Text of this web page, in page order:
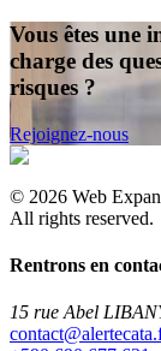
Vous êtes une
charge des
risques ?
Rejoignez-nous
© 2026 Web
All rights reserved.
Rentrons en
15 rue Abel